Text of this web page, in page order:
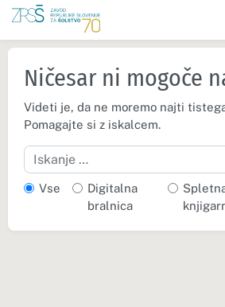
Ničesar ni mogoče
Videti je, da ne moremo najti
Pomagajte si z iskalcem.
Iskanje
Vse
Digitalna
bralnica